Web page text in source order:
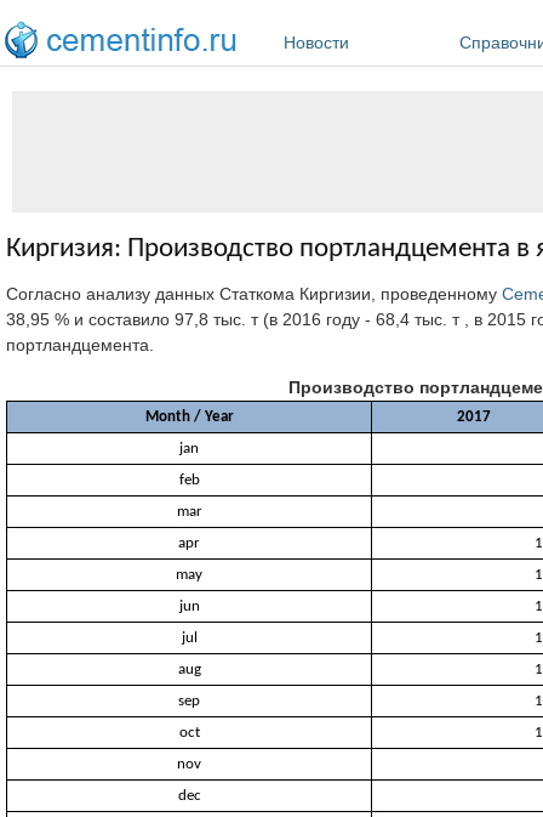
Новости
Киргизия: Производство портландцемента в
Согласно анализу данных Статкома Киргизии, проведенному
38,95 % и составило 97,8 тыс. т (в 2016 году - 68,4 тыс. т , в 2015
портландцемента.
Производство
Month / Year
2017
jan
feb
mar
apr
may
jun
jul
aug
sep
oct
nov
dec